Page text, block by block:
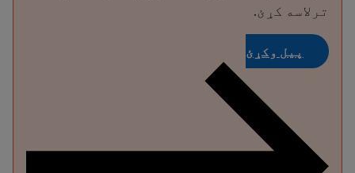
ترلاسه کړئ.
پیل وکړئ